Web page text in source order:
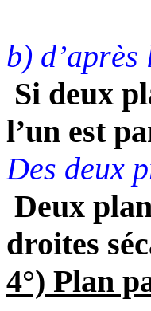
b)
Si deux
l’un est
Des deux
Deux
droites
4°) Plan